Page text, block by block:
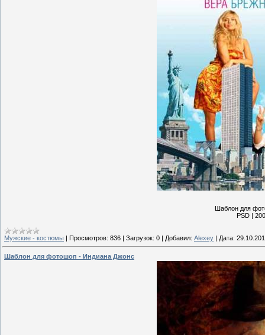
Шаблон для
PSD |
Мужские - костюмы | Просмотров: 836 | Загрузок: 0 | Добавил: Alexey | Дата:
Шаблон для фотошоп - Индиана Джонс